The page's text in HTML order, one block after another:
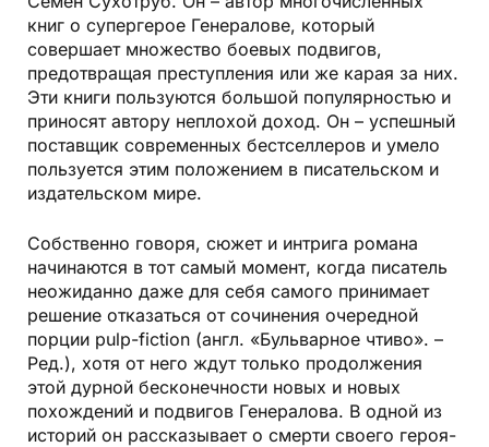
книг о супергерое Генералове, который
совершает множество боевых подвигов,
предотвращая преступления или же карая за них.
Эти книги пользуются большой популярностью и
приносят автору неплохой доход. Он – успешный
поставщик современных бестселлеров и умело
пользуется этим положением в писательском и
издательском мире.
Собственно говоря, сюжет и интрига романа
начинаются в тот самый момент, когда писатель
неожиданно даже для себя самого принимает
решение отказаться от сочинения очередной
порции pulp-fiсtion (англ. «Бульварное чтиво». –
Ред.), хотя от него ждут только продолжения
этой дурной бесконечности новых и новых
похождений и подвигов Генералова. В одной из
историй он рассказывает о смерти своего героя-